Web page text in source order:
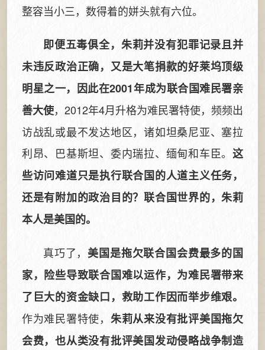
整容当小三，数得着的姘头就有六位。
即便五毒俱全，朱莉并没有犯罪记录且并
未违反政治正确，又是大笔捐款的好莱坞顶级
明星之一，因此在2001年成为联合国难民署亲
善大使，2012年4月升格为难民署特使，频频出
访战乱或最不发达地区，诸如坦桑尼亚、塞拉
利昂、巴基斯坦、委内瑞拉、缅甸和车臣。 这
些访问难道只是执行联合国的人道主义任务，
还是有附加的政治目的？联合国世界的，朱莉
本人是美国的。
真巧了， 美国是拖欠联合国会费最多的国
家，险些导致联合国难以运作，为难民署带来
了巨大的资金缺口，救助工作因而举步维艰。
作为难民署特使， 朱莉从来没有批评美国拖欠
会费，也从类没有批评美国发动侵略战争制造